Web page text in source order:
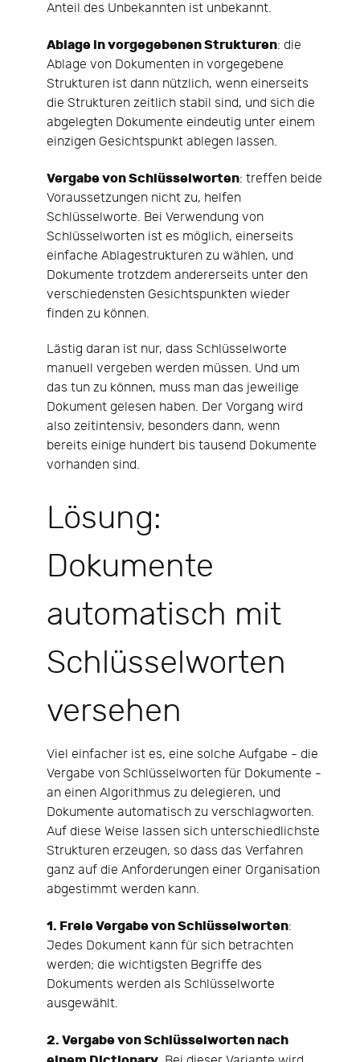
Anteil des Unbekannten ist unbekannt.
Ablage in vorgegebenen Strukturen: die
Ablage von Dokumenten in vorgegebene
Strukturen ist dann nützlich, wenn einerseits
die Strukturen zeitlich stabil sind, und sich die
abgelegten Dokumente eindeutig unter einem
einzigen Gesichtspunkt ablegen lassen.
Vergabe von Schlüsselworten: treffen beide
Voraussetzungen nicht zu, helfen
Schlüsselworte. Bei Verwendung von
Schlüsselworten ist es möglich, einerseits
einfache Ablagestrukturen zu wählen, und
Dokumente trotzdem andererseits unter den
verschiedensten Gesichtspunkten wieder
finden zu können.
Lästig daran ist nur, dass Schlüsselworte
manuell vergeben werden müssen. Und um
das tun zu können, muss man das jeweilige
Dokument gelesen haben. Der Vorgang wird
also zeitintensiv, besonders dann, wenn
bereits einige hundert bis tausend Dokumente
vorhanden sind.
Lösung:
Dokumente
automatisch mit
Schlüsselworten
versehen
Viel einfacher ist es, eine solche Aufgabe - die
Vergabe von Schlüsselworten für Dokumente -
an einen Algorithmus zu delegieren, und
Dokumente automatisch zu verschlagworten.
Auf diese Weise lassen sich unterschiedlichste
Strukturen erzeugen, so dass das Verfahren
ganz auf die Anforderungen einer Organisation
abgestimmt werden kann.
1. Freie Vergabe von Schlüsselworten:
Jedes Dokument kann für sich betrachten
werden; die wichtigsten Begriffe des
Dokuments werden als Schlüsselworte
ausgewählt.
2. Vergabe von Schlüsselworten nach